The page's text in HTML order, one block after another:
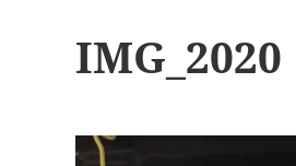
IMG_2020